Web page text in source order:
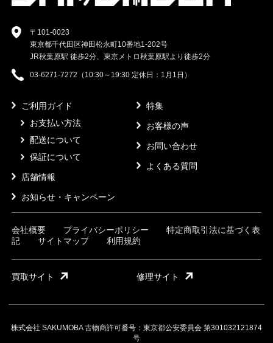
〒101-0023
東京都千代田区神田松永町10番地1-202号
JR秋葉原駅 徒歩2分、東京メトロ秋葉原駅より徒歩2分
03-6271-7272（10:30～19:30 定休日：1月1日）
ご利用ガイド
お支払い方法
配送について
保証について
店舗情報
お知らせ・キャンペーン
特集
お客様の声
お問い合わせ
よくある質問
会社概要 プライバシーポリシー
特定商取引法に基づく表
記
サイトマップ 利用規約
買取サイト 修理サイト
株式会社 SAKUMOBA 古物商許可番号：東京都公安委員会 第301032121874
号